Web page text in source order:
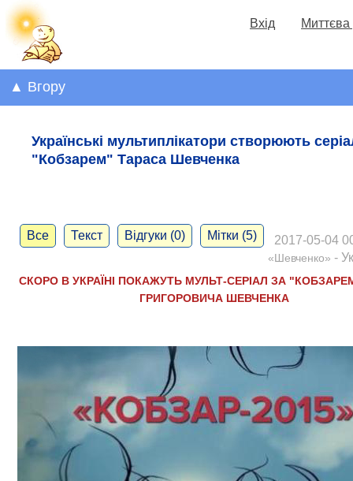
Вхід Миттєва
▲ Вгору
Українські мультиплікатори створюють
"Кобзарем" Тараса Шевченка
Все Текст Відгуки (0) Мітки (5) 2017-05-04
«Шевченко» -
СКОРО В УКРАЇНІ ПОКАЖУТЬ МУЛЬТ-СЕРІАЛ ЗА
ГРИГОРОВИЧА ШЕВЧЕНКА